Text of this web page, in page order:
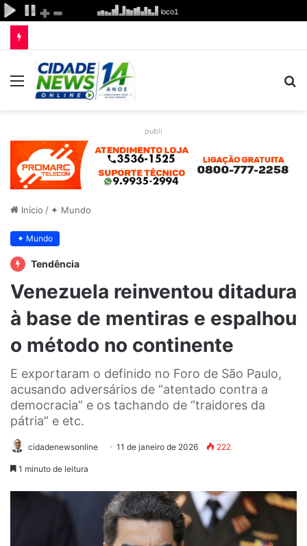
Menu
publi
Início / ✦ Mundo
✦ Mundo
Tendência
Venezuela reinventou ditadura
à base de mentiras e espalhou
o método no continente
E exportaram o definido no Foro de São Paulo,
acusando adversários de “atentado contra a
democracia” e os tachando de “traidores da
pátria” e etc.
cidadenewsonline 11 de janeiro de 2026 222
1 minuto de leitura